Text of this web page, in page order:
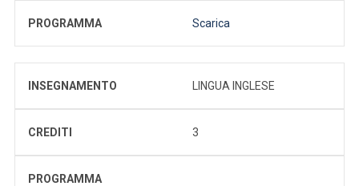
PROGRAMMA Scarica
INSEGNAMENTO LINGUA INGLESE
CREDITI 3
PROGRAMMA